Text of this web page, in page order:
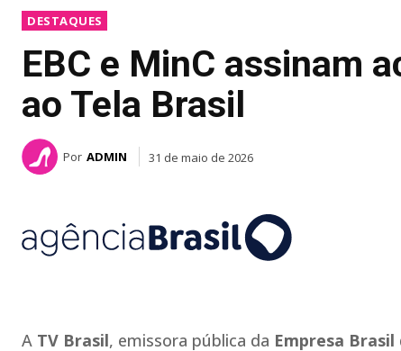
DESTAQUES
EBC e MinC assinam
ao Tela Brasil
Por ADMIN 31 de maio de 2026
A TV Brasil, emissora pública da Empresa Brasil